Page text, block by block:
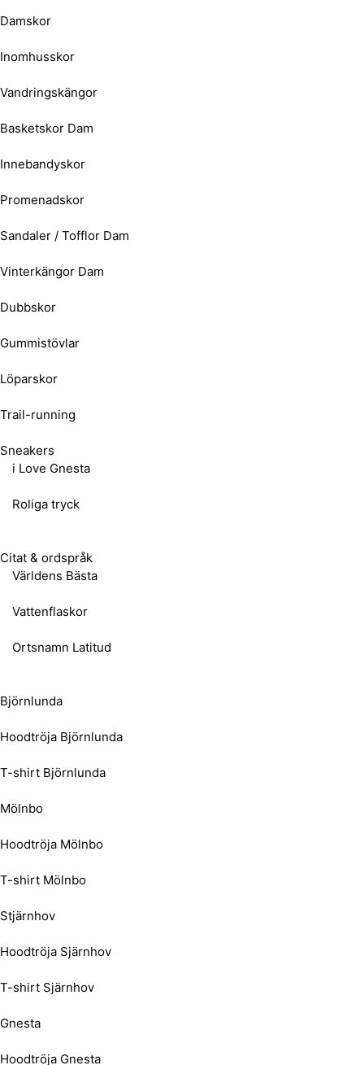
Damskor
Inomhusskor
Vandringskängor
Basketskor Dam
Innebandyskor
Promenadskor
Sandaler / Tofflor Dam
Vinterkängor Dam
Dubbskor
Gummistövlar
Löparskor
Trail-running
Sneakers
i Love Gnesta
Roliga tryck
Citat & ordspråk
Världens Bästa
Vattenflaskor
Ortsnamn Latitud
Björnlunda
Hoodtröja Björnlunda
T-shirt Björnlunda
Mölnbo
Hoodtröja Mölnbo
T-shirt Mölnbo
Stjärnhov
Hoodtröja Sjärnhov
T-shirt Sjärnhov
Gnesta
Hoodtröja Gnesta